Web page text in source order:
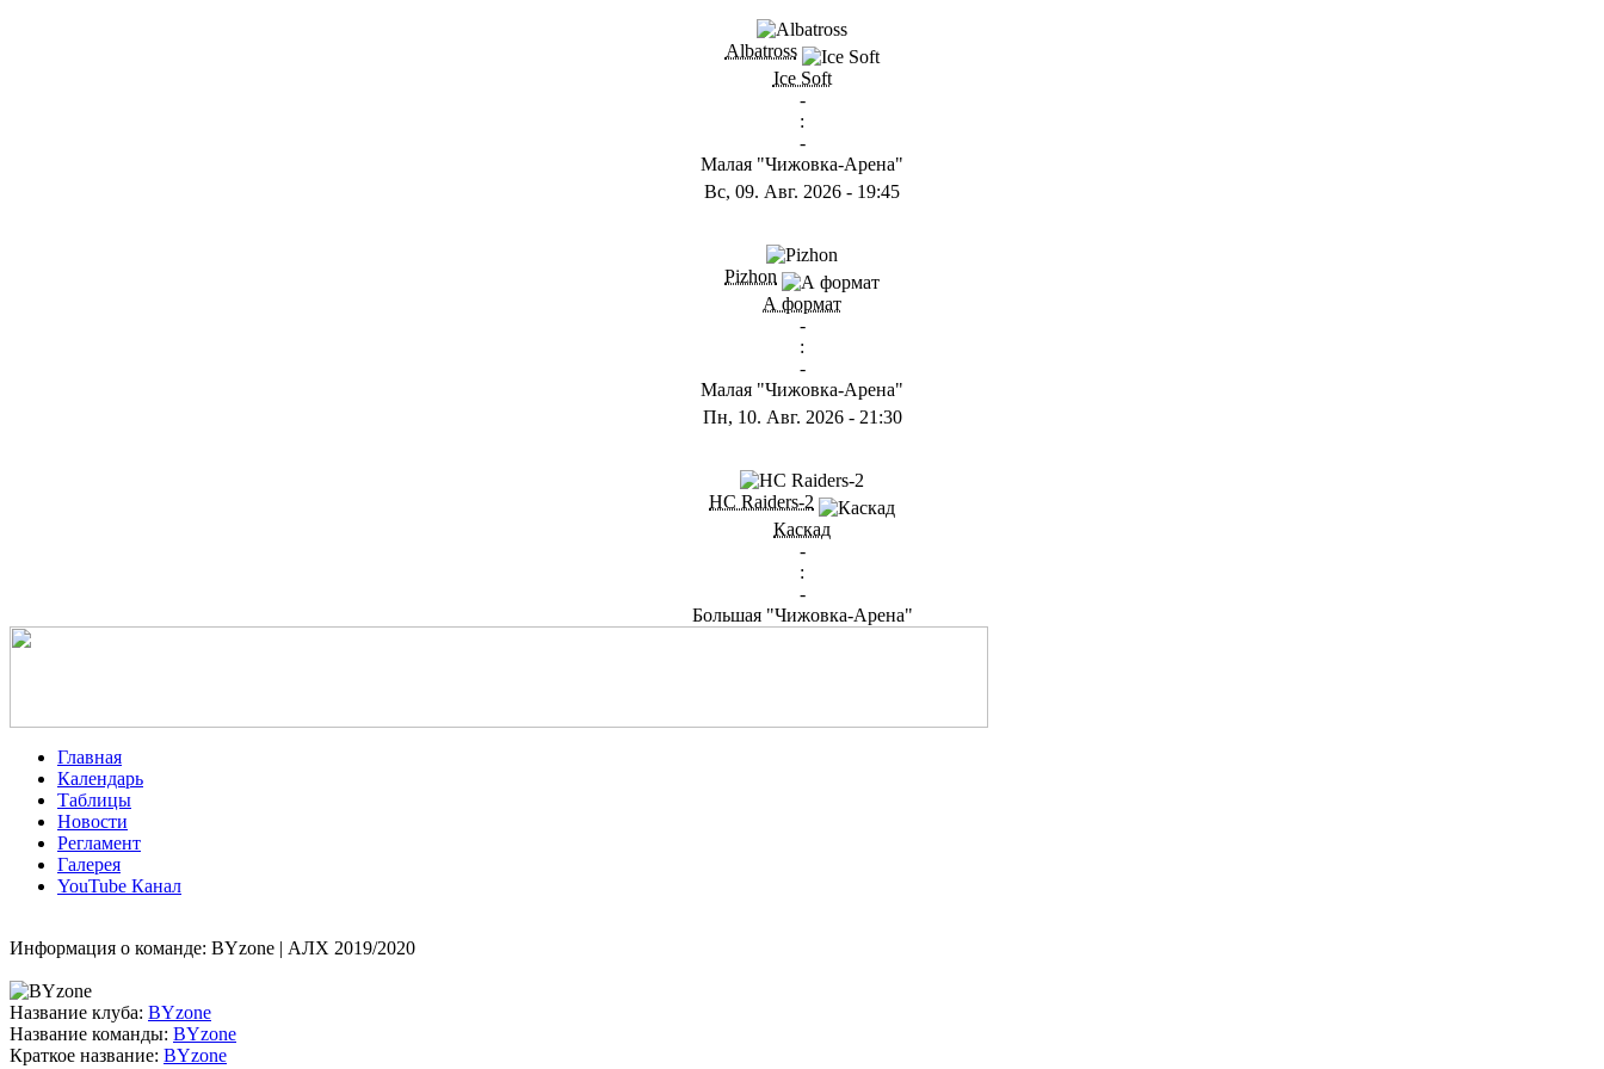
Albatross
Ice Soft
-
:
-
Малая "Чижовка-Арена"
Вс, 09. Авг. 2026 - 19:45
Pizhon
А формат
-
:
-
Малая "Чижовка-Арена"
Пн, 10. Авг. 2026- 21:30
HC Raiders-2
Каскад
-
:
-
Большая "Чижовка-Арена"
Главная
Календарь
Таблицы
Новости
Регламент
Галерея
YouTube Канал
Информация о команде: BYzone | АЛХ 2019/2020
Название клуба: BYzone
Название команды: BYzone
Краткое название: BYzone